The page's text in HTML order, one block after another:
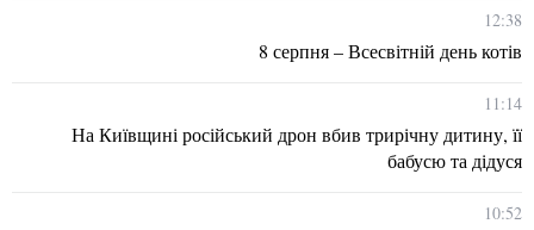
12:38
8 серпня – Всесвітній день котів
11:14
На Київщині російський дрон вбив трирічну дитину, її
бабусю та дідуся
10:52